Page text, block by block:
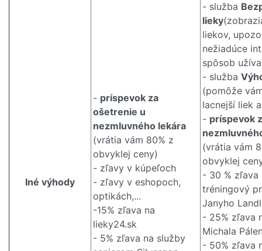
Iné výhody
- príspevok za
ošetrenie u
nezmluvného lekára
(vrátia vám 80% z
obvyklej ceny)
- zľavy v kúpeľoch
- zľavy v eshopoch,
optikách,...
-15% zľava na
lieky24.sk
- 5% zľava na služby
- služba
lieky
liekov,
nežiadúce
spôsob
- služba
(pomôže
lacnejší liek
- príspevok
(vrátia vám
obvyklej
- 30 % zľava
tréningový
Janyho
- 25% zľava
Michala
- 50% zľava